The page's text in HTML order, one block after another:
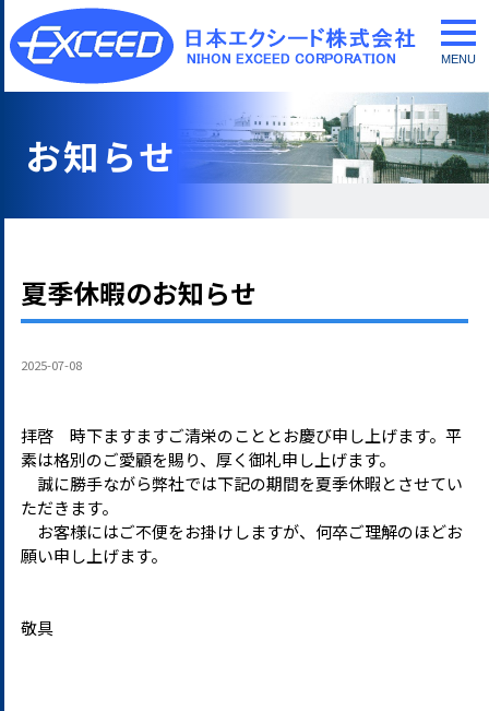
お知らせ
夏季休暇のお知らせ
2025-07-08
拝啓 時下ますますご清栄のこととお慶び申し上げます。平
素は格別のご愛顧を賜り、厚く御礼申し上げます。
誠に勝手ながら弊社では下記の期間を夏季休暇とさせてい
ただきます。
お客様にはご不便をお掛けしますが、何卒ご理解のほどお
願い申し上げます。
敬具